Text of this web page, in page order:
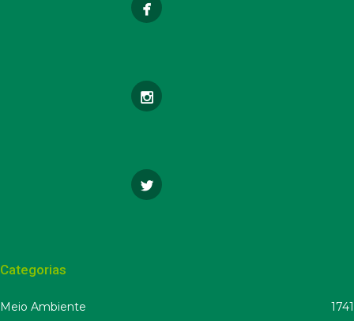
Categorias
Meio Ambiente
1741